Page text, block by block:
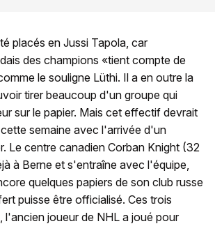
placés en Jussi Tapola, car
des champions «tient compte de
le souligne Lüthi. Il a en outre la
tirer beaucoup d'un groupe qui
sur le papier. Mais cet effectif devrait
semaine avec l'arrivée d'un
Le centre canadien Corban Knight (32
à Berne et s'entraîne avec l'équipe,
quelques papiers de son club russe
puisse être officialisé. Ces trois
l'ancien joueur de NHL a joué pour